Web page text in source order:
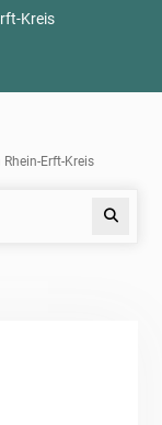
Kreis
Erft-Kreis
Search